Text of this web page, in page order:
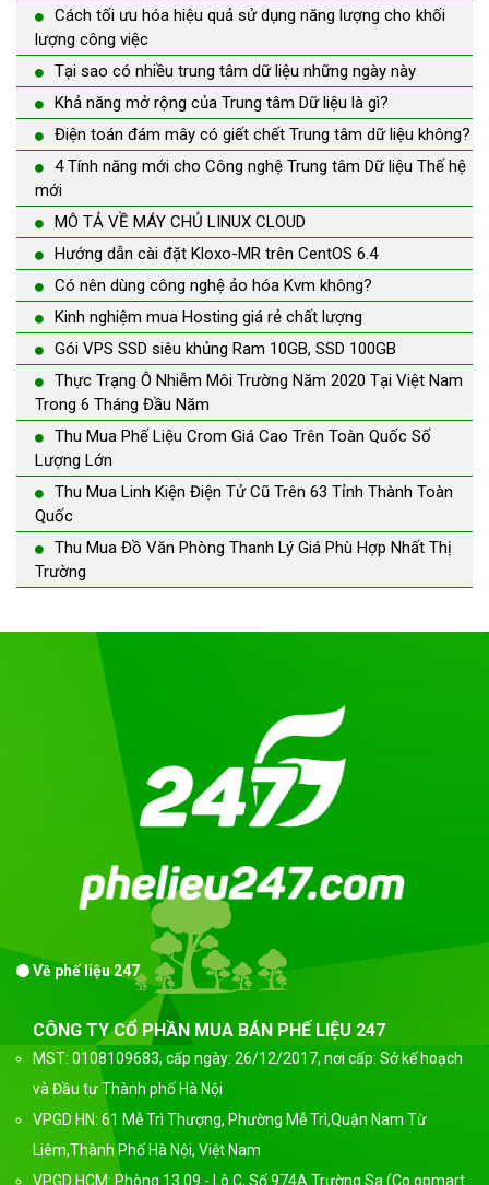
Cách tối ưu hóa hiệu quả sử dụng năng lượng cho khối
lượng công việc
Tại sao có nhiều trung tâm dữ liệu những ngày này
Khả năng mở rộng của Trung tâm Dữ liệu là gì?
Điện toán đám mây có giết chết Trung tâm dữ liệu không?
4 Tính năng mới cho Công nghệ Trung tâm Dữ liệu Thế hệ
mới
MÔ TẢ VỀ MÁY CHỦ LINUX CLOUD
Hướng dẫn cài đặt Kloxo-MR trên CentOS 6.4
Có nên dùng công nghệ ảo hóa Kvm không?
Kinh nghiệm mua Hosting giá rẻ chất lượng
Gói VPS SSD siêu khủng Ram 10GB, SSD 100GB
Thực Trạng Ô Nhiễm Môi Trường Năm 2020 Tại Việt Nam
Trong 6 Tháng Đầu Năm
Thu Mua Phế Liệu Crom Giá Cao Trên Toàn Quốc Số
Lượng Lớn
Thu Mua Linh Kiện Điện Tử Cũ Trên 63 Tỉnh Thành Toàn
Quốc
Thu Mua Đồ Văn Phòng Thanh Lý Giá Phù Hợp Nhất Thị
Trường
Về phế liệu 247
CÔNG TY CỔ PHẦN MUA BÁN PHẾ LIỆU 247
MST: 0108109683, cấp ngày: 26/12/2017, nơi cấp: Sở kế hoạch
và Đầu tư Thành phố Hà Nội
VPGD HN: 61 Mễ Trì Thượng, Phường Mễ Trì,Quận Nam Từ
Liêm,Thành Phố Hà Nội, Việt Nam
VPGD HCM: Phòng 13.09 - Lô C, Số 974A Trường Sa (Co.opmart